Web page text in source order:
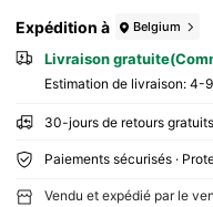
Expédition à Belgium
Livraison
Estimation de livraison: 4-9
30-jours de retours gratuits
Paiements sécurisés ·
Vendu et expédié par le